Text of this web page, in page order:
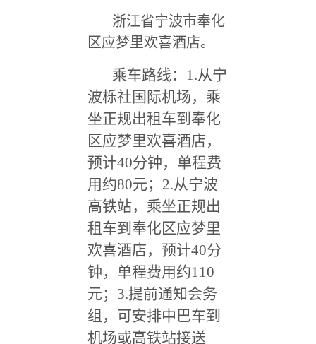
浙江省宁波市奉化
区应梦里欢喜酒店。
乘车路线：1.从宁
波栎社国际机场，乘
坐正规出租车到奉化
区应梦里欢喜酒店，
预计40分钟，单程费
用约80元；2.从宁波
高铁站，乘坐正规出
租车到奉化区应梦里
欢喜酒店，预计40分
钟，单程费用约110
元；3.提前通知会务
组，可安排中巴车到
机场或高铁站接送